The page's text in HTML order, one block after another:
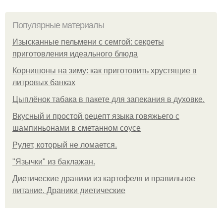
Популярные материалы
Изысканные пельмени с семгой: секреты
приготовления идеального блюда
Корнишоны на зиму: как приготовить хрустящие в
литровых банках
Цыплёнок табака в пакете для запекания в духовке.
Вкусный и простой рецепт языка говяжьего с
шампиньонами в сметанном соусе
Рулет, который не ломается.
"Язычки" из баклажан.
Диетические драники из картофеля и правильное
питание. Драники диетические